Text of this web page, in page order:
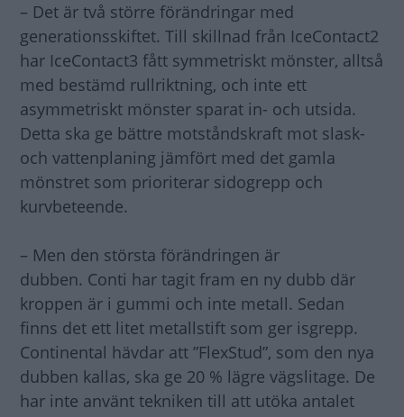
– Det är två större förändringar med
generationsskiftet. Till skillnad från IceContact2
har IceContact3 fått symmetriskt mönster, alltså
med bestämd rullriktning, och inte ett
asymmetriskt mönster sparat in- och utsida.
Detta ska ge bättre motståndskraft mot slask-
och vattenplaning jämfört med det gamla
mönstret som prioriterar sidogrepp och
kurvbeteende.
– Men den största förändringen är
dubben. Conti har tagit fram en ny dubb där
kroppen är i gummi och inte metall. Sedan
finns det ett litet metallstift som ger isgrepp.
Continental hävdar att ”FlexStud”, som den nya
dubben kallas, ska ge 20 % lägre vägslitage. De
har inte använt tekniken till att utöka antalet